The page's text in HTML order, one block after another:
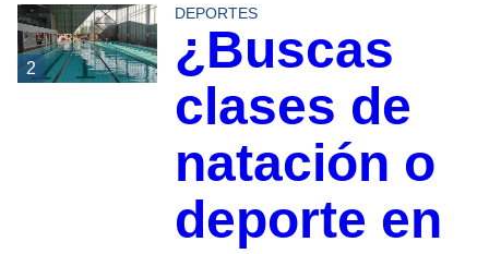
2
DEPORTES
¿Buscas
clases de
natación o
deporte en